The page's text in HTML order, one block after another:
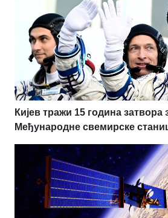
Кијев тражи 15 година затвора
Међународне свемирске